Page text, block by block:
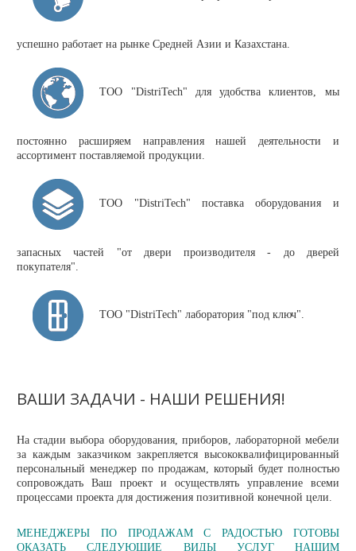
успешно работает на рынке Средней Азии и Казахстана.
ТОО "DistriTech" для удобства клиентов, мы
постоянно расширяем направления нашей деятельности и
ассортимент поставляемой продукции.
ТОО "DistriTech" поставка оборудования и
запасных частей "от двери производителя - до дверей
покупателя".
ТОО "DistriTech" лаборатория "под ключ".
ВАШИ ЗАДАЧИ - НАШИ РЕШЕНИЯ!
На стадии выбора оборудования, приборов, лабораторной мебели
за каждым заказчиком закрепляется высококвалифицированный
персональный менеджер по продажам, который будет полностью
сопровождать Ваш проект и осуществлять управление всеми
процессами проекта для достижения позитивной конечной цели.
МЕНЕДЖЕРЫ ПО ПРОДАЖАМ С РАДОСТЬЮ ГОТОВЫ
ОКАЗАТЬ СЛЕДУЮЩИЕ ВИДЫ УСЛУГ НАШИМ